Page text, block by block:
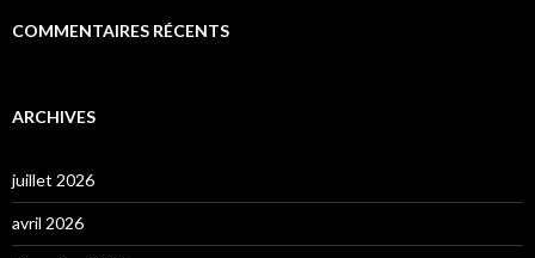
COMMENTAIRES RÉCENTS
ARCHIVES
juillet 2026
avril 2026